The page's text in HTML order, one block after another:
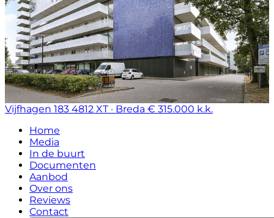
Vijfhagen 183 4812 XT · Breda € 315.000 k.k.
Home
Media
In de buurt
Documenten
Aanbod
Over ons
Reviews
Contact